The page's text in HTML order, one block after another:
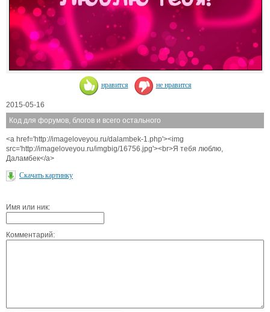
нравится не нравится
2015-05-16
Код для форумов, блогов и всего остального
<a href='http://imageloveyou.ru/dalambek-1.php'><img
src='http://imageloveyou.ru/imgbig/16756.jpg'><br>Я тебя люблю,
Даламбек</a>
Скачать картинку
Имя или ник:
Комментарий: